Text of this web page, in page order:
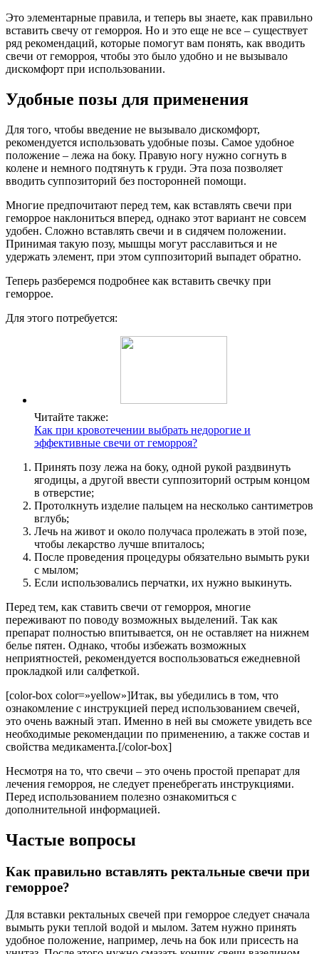
Это элементарные правила, и теперь вы знаете, как правильно
вставить свечу от геморроя. Но и это еще не все – существует
ряд рекомендаций, которые помогут вам понять, как вводить
свечи от геморроя, чтобы это было удобно и не вызывало
дискомфорт при использовании.
Удобные позы для применения
Для того, чтобы введение не вызывало дискомфорт,
рекомендуется использовать удобные позы. Самое удобное
положение – лежа на боку. Правую ногу нужно согнуть в
колене и немного подтянуть к груди. Эта поза позволяет
вводить суппозиторий без посторонней помощи.
Многие предпочитают перед тем, как вставлять свечи при
геморрое наклониться вперед, однако этот вариант не совсем
удобен. Сложно вставлять свечи и в сидячем положении.
Принимая такую позу, мышцы могут расславиться и не
удержать элемент, при этом суппозиторий выпадет обратно.
Теперь разберемся подробнее как вставить свечку при
геморрое.
Для этого потребуется:
Читайте также:
Как при кровотечении выбрать недорогие и
эффективные свечи от геморроя?
Принять позу лежа на боку, одной рукой раздвинуть
ягодицы, а другой ввести суппозиторий острым концом
в отверстие;
Протолкнуть изделие пальцем на несколько сантиметров
вглубь;
Лечь на живот и около получаса пролежать в этой позе,
чтобы лекарство лучше впиталось;
После проведения процедуры обязательно вымыть руки
с мылом;
Если использовались перчатки, их нужно выкинуть.
Перед тем, как ставить свечи от геморроя, многие
переживают по поводу возможных выделений. Так как
препарат полностью впитывается, он не оставляет на нижнем
белье пятен. Однако, чтобы избежать возможных
неприятностей, рекомендуется воспользоваться ежедневной
прокладкой или салфеткой.
[color-box color=»yellow»]Итак, вы убедились в том, что
ознакомление с инструкцией перед использованием свечей,
это очень важный этап. Именно в ней вы сможете увидеть все
необходимые рекомендации по применению, а также состав и
свойства медикамента.[/color-box]
Несмотря на то, что свечи – это очень простой препарат для
лечения геморроя, не следует пренебрегать инструкциями.
Перед использованием полезно ознакомиться с
дополнительной информацией.
Частые вопросы
Как правильно вставлять ректальные свечи при
геморрое?
Для вставки ректальных свечей при геморрое следует сначала
вымыть руки теплой водой и мылом. Затем нужно принять
удобное положение, например, лечь на бок или присесть на